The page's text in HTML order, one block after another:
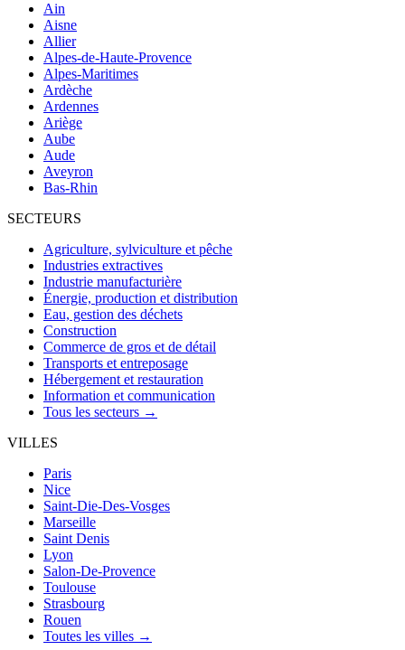
Ain
Aisne
Allier
Alpes-de-Haute-Provence
Alpes-Maritimes
Ardèche
Ardennes
Ariège
Aube
Aude
Aveyron
Bas-Rhin
SECTEURS
Agriculture, sylviculture et pêche
Industries extractives
Industrie manufacturière
Énergie, production et distribution
Eau, gestion des déchets
Construction
Commerce de gros et de détail
Transports et entreposage
Hébergement et restauration
Information et communication
Tous les secteurs →
VILLES
Paris
Nice
Saint-Die-Des-Vosges
Marseille
Saint Denis
Lyon
Salon-De-Provence
Toulouse
Strasbourg
Rouen
Toutes les villes →